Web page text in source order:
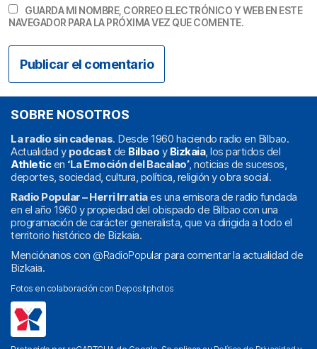
GUARDA MI NOMBRE, CORREO ELECTRÓNICO Y WEB EN ESTE
NAVEGADOR PARA LA PRÓXIMA VEZ QUE COMENTE.
SOBRE NOSOTROS
La radio sin cadenas. Desde 1960 haciendo radio en Bilbao.
Actualidad y podcast de Bilbao y Bizkaia, los partidos del
Athleticen ‘La Emoción del Bacalao’, noticias de sucesos,
deportes, sociedad, cultura, política, religión y obra social.
Radio Popular – Herri Irratiaes una emisora de radio fundada
en el año 1960 y propiedad del obispado de Bilbao con una
programación de carácter generalista, que va dirigida a todo el
territorio histórico de Bizkaia.
Menciónanos con @RadioPopularpara comentar la actualidad de
Bizkaia.
Fotos en colaboración con Depositphotos